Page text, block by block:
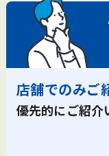
店舗でのみご
優先的にご紹介